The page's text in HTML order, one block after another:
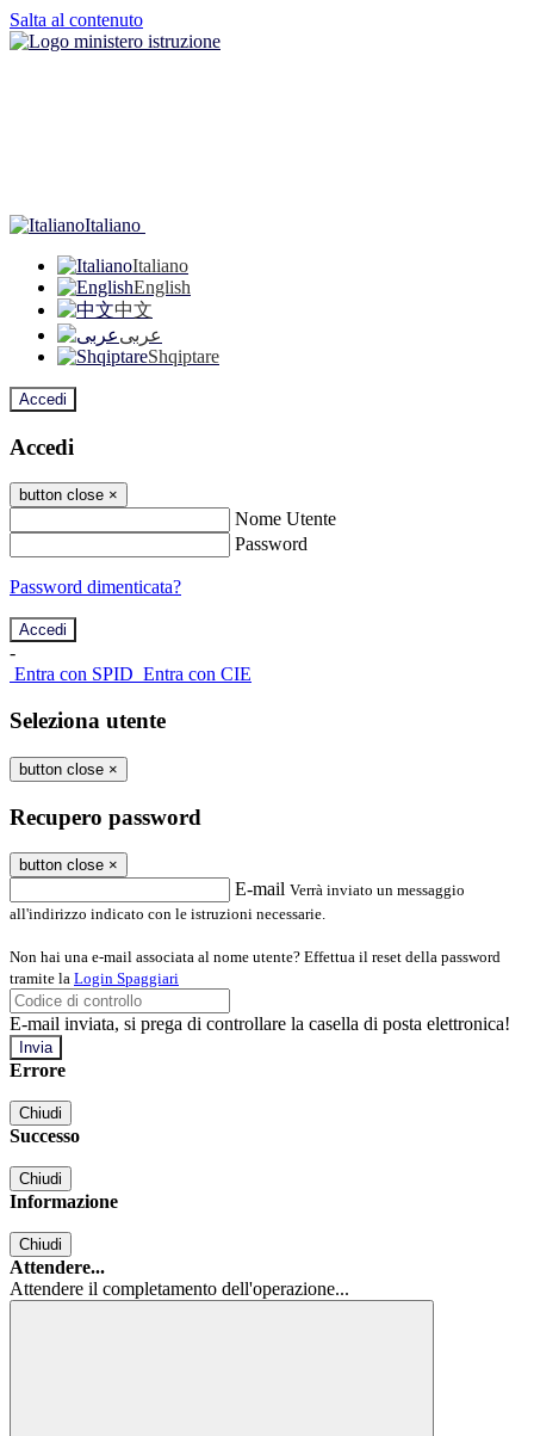
Salta al contenuto
Italiano
Italiano
English
中文
عربى
Shqiptare
Accedi
Accedi
button close ×
Nome Utente
Password
Password dimenticata?
-
Entra con SPID Entra con CIE
Seleziona utente
button close ×
Recupero password
button close ×
E-mail Verrà inviato un messaggio
all'indirizzo indicato con le istruzioni necessarie.
Non hai una e-mail associata al nome utente? Effettua il reset della password
tramite la Login Spaggiari
E-mail inviata, si prega di controllare la casella di posta elettronica!
Errore
Chiudi
Successo
Chiudi
Informazione
Chiudi
Attendere...
Attendere il completamento dell'operazione...